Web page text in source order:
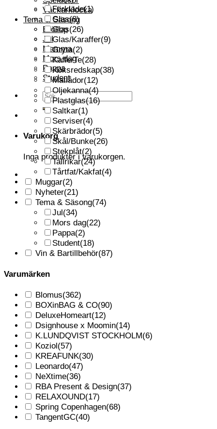
Väckarklocka
Tema & Säsong
Bröllop
Jul
Mamma
Mors dag
Pappa
Student
Sök
efter:
Varukorg
Inga produkter i varukorgen.
Förkläde(1)
Glas(8)
Glas(26)
Glas/Karaffer(9)
Gryta(2)
Kaffe/Te(28)
Köksredskap(38)
Matlådor(12)
Oljekanna(4)
Plastglas(16)
Saltkar(1)
Serviser(4)
Skärbrädor(5)
Skål/Bunke(26)
Stekplåt(2)
Tallrikar(24)
Tårtfat/Kakfat(4)
Muggar(2)
Nyheter(21)
Tema & Säsong(74)
Jul (34)
Mors dag(22)
Pappa(2)
Student(18)
Vin & Bartillbehör(87)
Varumärken
Blomus(362)
BOXinBAG & CO(90)
DeluxeHomeart(12)
Dsignhouse x Moomin(14)
K.LUNDQVIST STOCKHOLM(6)
Koziol (57)
KREAFUNK(30)
Leonardo(47)
NeXtime(36)
RBA Present & Design(37)
RELAXOUND(17)
Spring Copenhagen(68)
TangentGC(40)